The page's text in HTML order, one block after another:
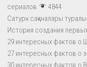
сериалов
4844
Сатурн сақиналары
История создания
29 интересных фактов о
27 интересных фактов о
30 интересных фактов о